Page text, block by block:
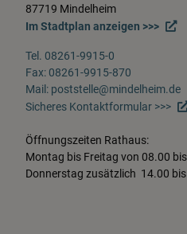
87719 Mindelheim
Im Stadtplan anzeigen >>>
Tel. 08261-9915-0
Fax: 08261-9915-870
Mail: poststelle@mindelheim.de
Sicheres Kontaktformular >>>
Öffnungszeiten Rathaus:
Montag bis Freitag von 08.00
Donnerstag zusätzlich 14.00